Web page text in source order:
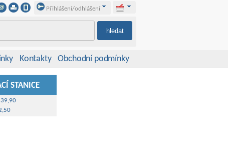
Přihlášení/odhlášení
Kontakty Obchodní podmínky
STANICE